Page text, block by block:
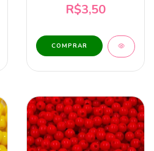
R$3,50